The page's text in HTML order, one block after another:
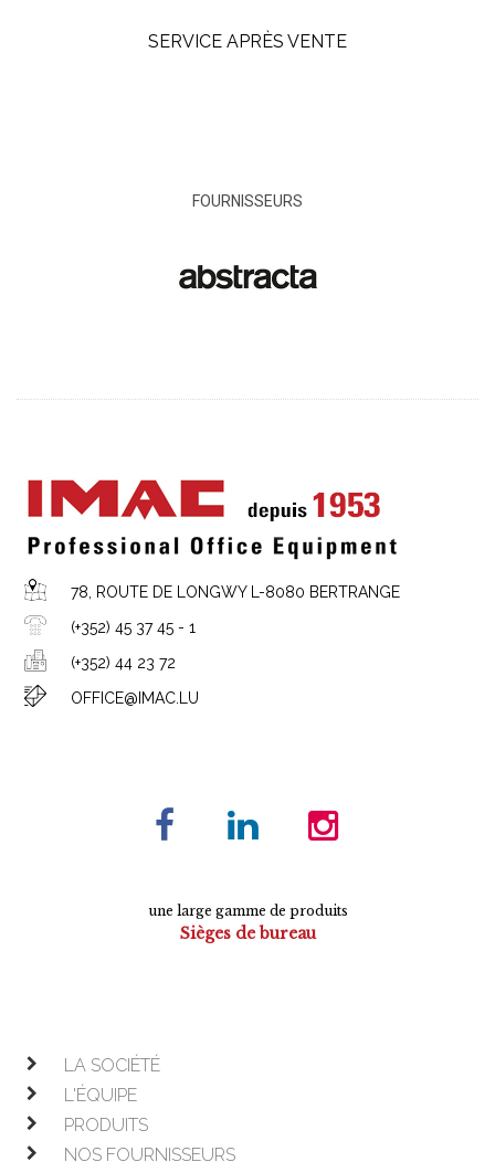
SERVICE APRÈS VENTE
FOURNISSEURS
78, ROUTE DE LONGWY L-8080 BERTRANGE
(+352) 45 37 45 - 1
(+352) 44 23 72
OFFICE@IMAC.LU
une large gamme de produits
Sièges de bureau
LA SOCIÉTÉ
L'ÉQUIPE
PRODUITS
NOS FOURNISSEURS